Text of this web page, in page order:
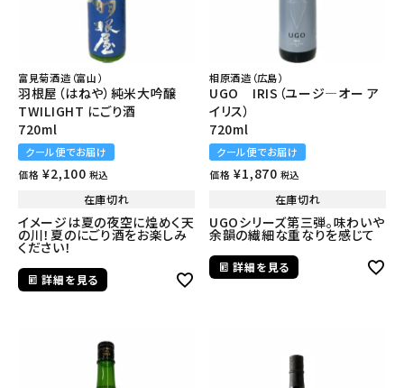
富見菊酒造（富山）
羽根屋（はねや）純米大吟醸
TWILIGHT にごり酒
720ml
クール便でお届け
価格 ¥2,100 税込
在庫切れ
イメージは夏の夜空に煌めく天
の川！夏のにごり酒をお楽しみ
ください！
詳細を見る
相原酒造（広島）
UGO IRIS（ユージ―オー ア
イリス）
720ml
クール便でお届け
価格 ¥1,870 税込
在庫切れ
UGOシリーズ第三弾。味わいや
余韻の繊細な重なりを感じて
詳細を見る